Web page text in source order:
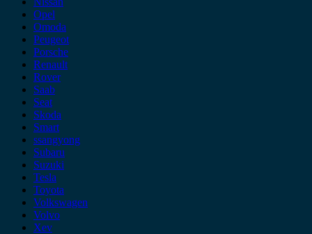
Opel
Omoda
Peugeot
Porsche
Renault
Rover
Saab
Seat
Skoda
Smart
ssangyong
Subaru
Suzuki
Tesla
Toyota
Volkswagen
Volvo
Xev